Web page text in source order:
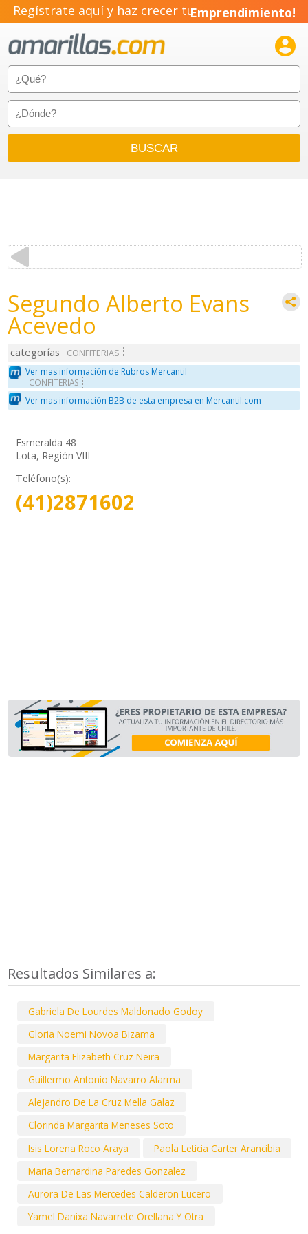
Regístrate aquí y haz crecer tuEmprendimiento!

Segundo Alberto Evans
Acevedo
categorías
CONFITERIAS
Ver mas información de Rubros Mercantil
CONFITERIAS
Ver mas información B2B de esta empresa en Mercantil.com
Esmeralda 48
Lota, Región VIII
Teléfono(s):
(41)2871602
Resultados Similares a:
Gabriela De Lourdes Maldonado Godoy
Gloria Noemi Novoa Bizama
Margarita Elizabeth Cruz Neira
Guillermo Antonio Navarro Alarma
Alejandro De La Cruz Mella Galaz
Clorinda Margarita Meneses Soto
Isis Lorena Roco Araya
Paola Leticia Carter Arancibia
Maria Bernardina Paredes Gonzalez
Aurora De Las Mercedes Calderon Lucero
Yamel Danixa Navarrete Orellana Y Otra